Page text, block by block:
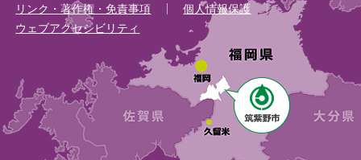
リンク・著作権・免責事項
個人情報保護
ウェブアクセシビリティ